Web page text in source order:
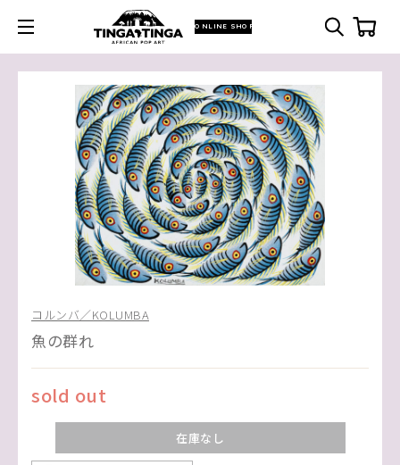
ONLINE SHOP
コルンバ／KOLUMBA
魚の群れ
sold out
在庫なし